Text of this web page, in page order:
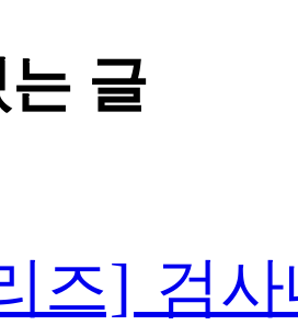
글
즈] 검